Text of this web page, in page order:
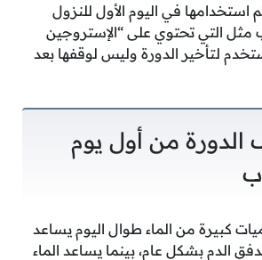
استخدامها في اليوم الأول للنزول
مثل التي تحتوي على “الإستروجين
لتأخير الدورة وليس لوقفها بعد
من أول يوم
كبيرة من الماء طوال اليوم يساعد
الدم بشكل عام، بينما يساعد الماء